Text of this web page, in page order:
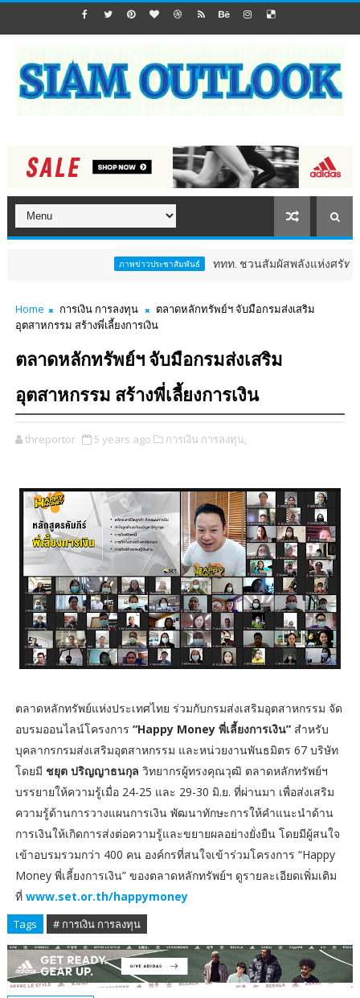
ภาพข่าวประชาสัมพันธ์ ททท. ชวนสัมผัสพลังแห่งศรัทธา ร่วมงา
Home การเงิน การลงทุน
ตลาดหลักทรัพย์ฯ จับมือกรมส่งเสริม
อุตสาหกรรม สร้างพี่เลี้ยงการเงิน
ตลาดหลักทรัพย์ฯ จับมือกรมส่งเสริม
อุตสาหกรรม สร้างพี่เลี้ยงการเงิน
threportor 5 years ago การเงิน การลงทุน,
ตลาดหลักทรัพย์แห่งประเทศไทย ร่วมกับกรมส่งเสริมอุตสาหกรรม จัด
อบรมออนไลน์โครงการ “Happy Money พี่เลี้ยงการเงิน” สำหรับ
บุคลากรกรมส่งเสริมอุตสาหกรรม และหน่วยงานพันธมิตร 67 บริษัท
โดยมี ชยุต ปริญญาธนกุล วิทยากรผู้ทรงคุณวุฒิ ตลาดหลักทรัพย์ฯ
บรรยายให้ความรู้เมื่อ 24-25 และ 29-30 มิ.ย. ที่ผ่านมา เพื่อส่งเสริม
ความรู้ด้านการวางแผนการเงิน พัฒนาทักษะการให้คำแนะนำด้าน
การเงินให้เกิดการส่งต่อความรู้และขยายผลอย่างยั่งยืน โดยมีผู้สนใจ
เข้าอบรมรวมกว่า 400 คน องค์กรที่สนใจเข้าร่วมโครงการ “Happy
Money พี่เลี้ยงการเงิน” ของตลาดหลักทรัพย์ฯ ดูรายละเอียดเพิ่มเติม
ที่ www.set.or.th/happymoney
Tags # การเงิน การลงทุน